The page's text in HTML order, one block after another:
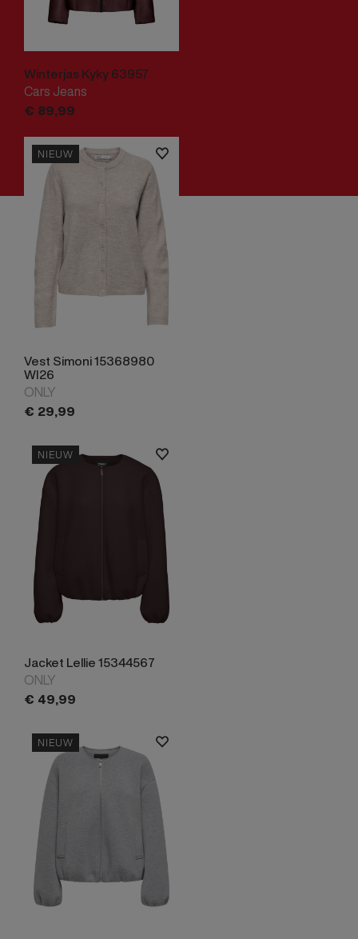
Winterjas Kyky 63957
Cars Jeans
€ 89,99
NIEUW
Vest Simoni 15368980
WI26
ONLY
€ 29,99
NIEUW
Jacket Lellie 15344567
ONLY
€ 49,99
NIEUW